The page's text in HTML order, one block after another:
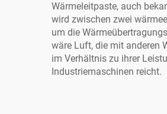
Wärmeleitpaste, auch
wird zwischen zwei
um die
wäre Luft, die mit anderen
im Verhältnis zu ihrer
Industriemaschinen reicht.